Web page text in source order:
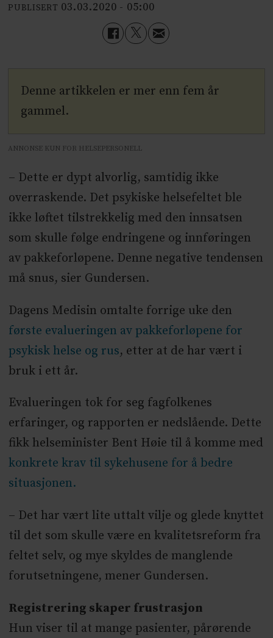
PUBLISERT 03.03.2020 - 05:00
Denne artikkelen er mer enn fem år
gammel.
ANNONSE KUN FOR HELSEPERSONELL
– Dette er dypt alvorlig, samtidig ikke
overraskende. Det psykiske helsefeltet ble
ikke løftet tilstrekkelig med den innsatsen
som skulle følge endringene og innføringen
av pakkeforløpene. Denne negative tendensen
må snus, sier Gundersen.
Dagens Medisin omtalte forrige uke den
første evalueringen av pakkeforløpene for
psykisk helse og rus, etter at de har vært i
bruk i ett år.
Evalueringen tok for seg fagfolkenes
erfaringer, og rapporten er nedslående. Dette
fikk helseminister Bent Høie til å komme med
konkrete krav til sykehusene for å bedre
situasjonen.
– Det har vært lite uttalt vilje og glede knyttet
til det som skulle være en kvalitetsreform fra
feltet selv, og mye skyldes de manglende
forutsetningene, mener Gundersen.
Registrering skaper frustrasjon
Hun viser til at mange pasienter, pårørende